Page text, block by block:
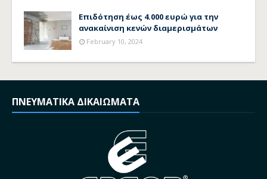
Επιδότηση έως 4.000 ευρώ για την
ανακαίνιση κενών διαμερισμάτων
February 10, 2024
ΠΝΕΥΜΑΤΙΚΑ ΔΙΚΑΙΩΜΑΤΑ